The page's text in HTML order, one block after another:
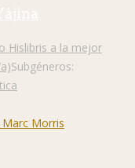
Hislibris a la mejor
Subgéneros: